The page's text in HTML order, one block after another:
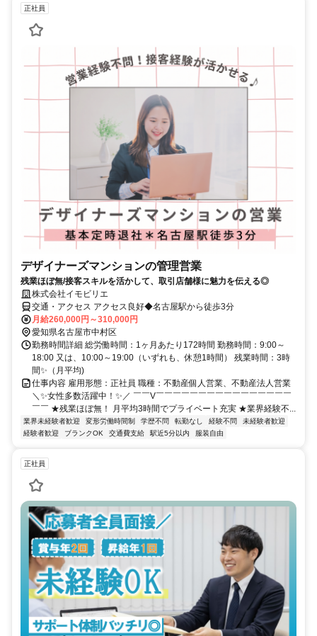
正社員
デザイナーズマンションの管理営業
残業ほぼ無/接客スキルを活かして、取引店舗様に魅力を伝える◎
株式会社イモビリエ
交通・アクセス アクセス良好◆名古屋駅から徒歩3分
月給260,000円～310,000円
愛知県名古屋市中村区
勤務時間詳細 総労働時間：1ヶ月あたり172時間 勤務時間：9:00～
18:00 又は、10:00～19:00（いずれも、休憩1時間） 残業時間：3時
間✨（月平均)
仕事内容 雇用形態：正社員 職種：不動産個人営業、不動産法人営業
＼✨女性多数活躍中！✨／ ￣￣V￣￣￣￣￣￣￣￣￣￣￣￣￣￣￣￣
￣￣ ★残業ほぼ無！ 月平均3時間でプライベート充実 ★業界経験不...
業界未経験者歓迎 変形労働時間制 学歴不問 転勤なし 経験不問
未経験者歓迎
経験者歓迎
ブランクOK 交通費支給 駅近5分以内 服装自由
正社員